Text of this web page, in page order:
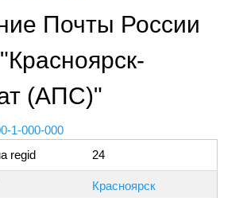
Почты России
(АПС)"
1-000-000
regid
24
Красноярск